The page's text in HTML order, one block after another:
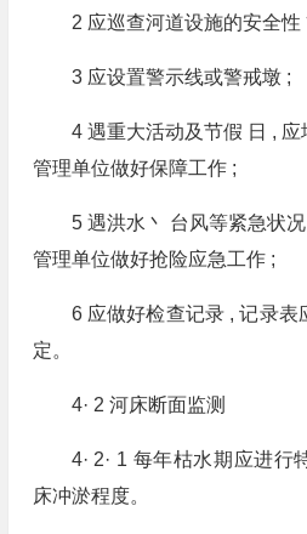
2 应巡查河道设施的安全
3 应设置警示线或警戒墩 ;
4 遇重大活动及节假 日 ,
管理单位做好保障工作 ;
5 遇洪水丶 台风等紧急状
管理单位做好抢险应急工作 ;
6 应做好检查记录 , 记录
定。
4· 2 河床断面监测
4· 2· 1 每年枯水期应进行
床冲淤程度。